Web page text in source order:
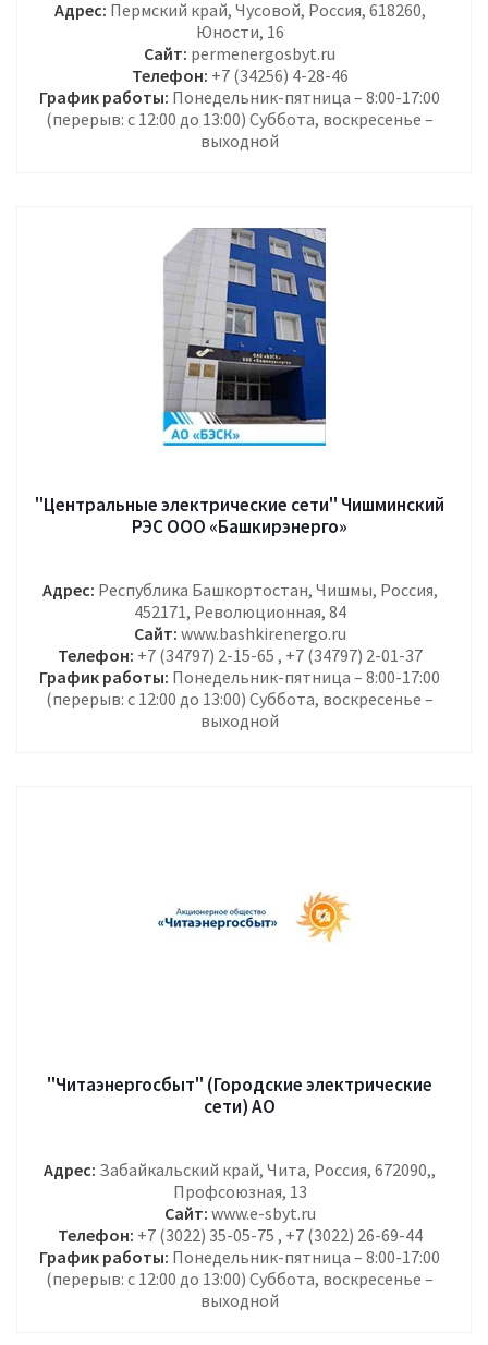
Адрес: Пермский край, Чусовой, Россия, 618260,
Юности, 16
Сайт: permenergosbyt.ru
Телефон: +7 (34256) 4-28-46
График работы: Понедельник-пятница – 8:00-17:00
(перерыв: с 12:00 до 13:00) Суббота, воскресенье –
выходной
"Центральные электрические сети" Чишминский
РЭС ООО «Башкирэнерго»
Адрес: Республика Башкортостан, Чишмы, Россия,
452171, Революционная, 84
Сайт: www.bashkirenergo.ru
Телефон: +7 (34797) 2-15-65 , +7 (34797) 2-01-37
График работы: Понедельник-пятница – 8:00-17:00
(перерыв: с 12:00 до 13:00) Суббота, воскресенье –
выходной
"Читаэнергосбыт" (Городские электрические
сети) АО
Адрес: Забайкальский край, Чита, Россия, 672090,,
Профсоюзная, 13
Сайт: www.e-sbyt.ru
Телефон: +7 (3022) 35-05-75 , +7 (3022) 26-69-44
График работы: Понедельник-пятница – 8:00-17:00
(перерыв: с 12:00 до 13:00) Суббота, воскресенье –
выходной